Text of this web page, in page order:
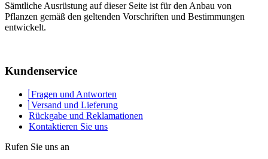
Sämtliche Ausrüstung auf dieser Seite ist für den Anbau von
Pflanzen gemäß den geltenden Vorschriften und Bestimmungen
entwickelt.
Kundenservice
Fragen und Antworten
Versand und Lieferung
Rückgabe und Reklamationen
Kontaktieren Sie uns
Rufen Sie uns an